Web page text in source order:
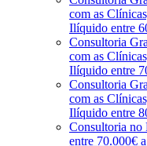
com as
Ilíquido entre
Consultoria
com as
Ilíquido entre
Consultoria
com as
Ilíquido entre
Consultoria no
entre 70.000€